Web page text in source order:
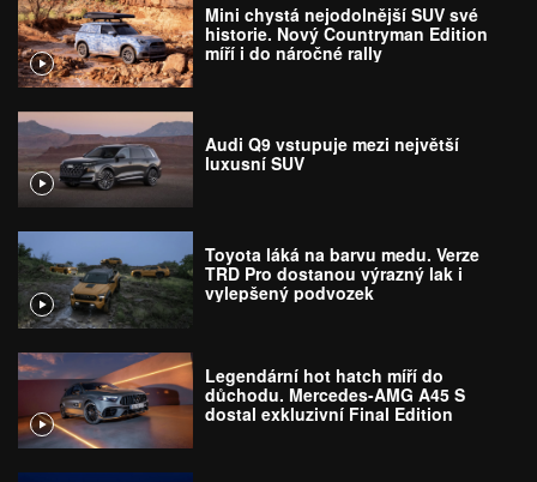
Mini chystá nejodolnější SUV své
historie. Nový Countryman Edition
míří i do náročné rally
Audi Q9 vstupuje mezi největší
luxusní SUV
Toyota láká na barvu medu. Verze
TRD Pro dostanou výrazný lak i
vylepšený podvozek
Legendární hot hatch míří do
důchodu. Mercedes-AMG A45 S
dostal exkluzivní Final Edition